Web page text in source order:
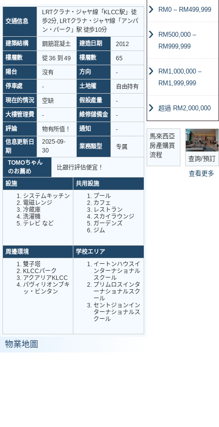
RM0 – RM499,999
RM500,000 –
RM999,999
RM1,000,000 –
RM1,999,999
超過 RM2,000,000
馬來西亞
房產購買
流程
查詢/預訂
查看更多
交通信息
LRTクラナ・ジャヤ線「KLCC駅」徒
歩2分, LRTクラナ・ジャヤ線「アンパ
ン・パーク」駅 徒歩10分
建築結構
鋼筋混凝土 建造日期
2012
樓層數
從 36 到 49 樓層數
65
陽台
沒有 方向
-
停車處
- 土地權
自由持有
現在的情況
空缺 假設產量
-
大樓管理費
- 維修儲備金
-
評論
物有所值！ 通知
-
信息更新日
期
2025-09-
30
業務類型 专属
TOMOちゃん
のお薦め
比銀行評估便宜！
設施
共用設施
システムキッチン
電磁レンジ
冷蔵庫
洗濯機
テレビ など
プール
カフェ
レストラン
スカイラウンジ
ガーデンズ
ジム
周邊環境
学校エリア
雙子塔
KLCCパーク
アクアリアKLCC
パヴィリオンブキ
ッ・ビンタン
イートンハウスイ
ンターナショナル
スクール
プリムロスインタ
ーナショナルスク
ール
セントジョンイン
ターナショナルス
クール
物業地圖